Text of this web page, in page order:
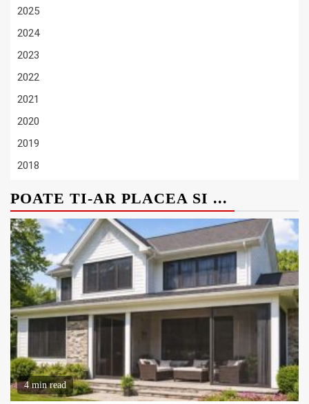
2025
2024
2023
2022
2021
2020
2019
2018
POATE TI-AR PLACEA SI ...
4 min read